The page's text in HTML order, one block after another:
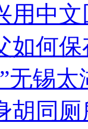
用中
如何
无锡
胡同